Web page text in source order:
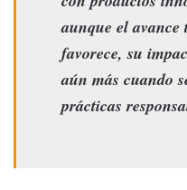
aunque el avance
favorece, su
aún más cuando
prácticas